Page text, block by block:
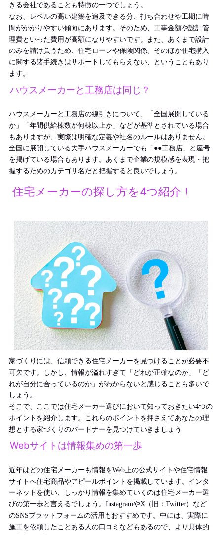
きる会社であることも特徴の一つでしょう。
なお、レベルの高い建築を追及できる分、打ち合わせや工期に時
間がかかりやすい傾向にあります。そのため、工事金額や設計管
理費といった費用が高額になりやすいです。また、あくまで設計
のみを請け負うため、住宅ローンや保険関係、そのほか住宅購入
に関する諸手続きはサポートしてもらえない、ということもあり
ます。
ハウスメーカーと工務店は同じ？
ハウスメーカーと工務店の線引きについて、「全国展開している
か」「年間供給棟数が何棟以上か」などが基準とされている場合
もありますが、実際は明確な定義や社名のルールはありません。
全国に展開している大手ハウスメーカーでも「●●工務店」と屋号
を掲げている場合もあります。あくまで企業の規模感を表現・把
握するためのカテゴリ名だと把握すると良いでしょう。
住宅メーカーの探し方を4つ紹介！
家づくりには、信頼できる住宅メーカーを見つけることが必要不
可欠です。しかし、情報が溢れすぎて「どれが正確なのか」「ど
れが自分に合っているのか」がわからないと感じることも多いで
しょう。
そこで、ここでは住宅メーカー選びにおいて知っておきたい4つの
ポイントを紹介します。これらのポイントを押さえてあなたの理
想とする家づくりのパートナーを見つけていきましょう
Webサイトは情報集めの第一歩
近年はどの住宅メーカーも情報をWeb上の公式サイトや住宅情報
サイトへ住宅商品やアピールポイントを掲載しています。インタ
ーネットを使い、しっかり情報を集めていくのは住宅メーカー選
びの第一歩と言えるでしょう。InstagramやX（旧：Twitter）など
のSNSプラットフォームの活用もおすすめです。中には、実際に
施工を依頼したことある人の口コミなどもあるので、より具体的